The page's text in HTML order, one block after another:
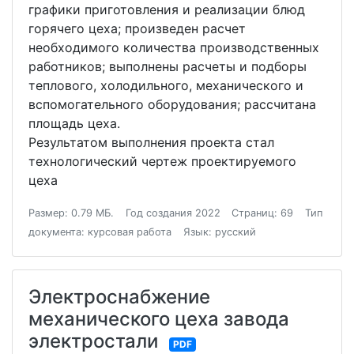
графики приготовления и реализации блюд
горячего цеха; произведен расчет
необходимого количества производственных
работников; выполнены расчеты и подборы
теплового, холодильного, механического и
вспомогательного оборудования; рассчитана
площадь цеха.
Результатом выполнения проекта стал
технологический чертеж проектируемого
цеха
Размер: 0.79 МБ. Год создания 2022 Страниц: 69
Тип
документа: курсовая работа
Язык: русский
Электроснабжение
механического цеха завода
электростали
PDF